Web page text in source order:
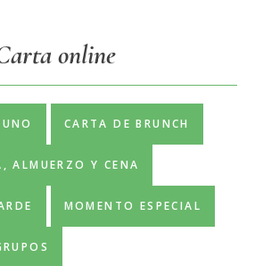
online
CARTA DE BRUNCH
ALMUERZO Y CENA
MOMENTO ESPECIAL